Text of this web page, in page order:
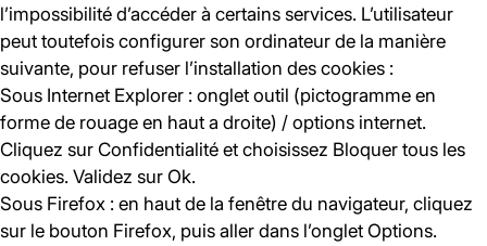
l’impossibilité d’accéder à certains services. L’utilisateur
peut toutefois configurer son ordinateur de la manière
suivante, pour refuser l’installation des cookies :
Sous Internet Explorer : onglet outil (pictogramme en
forme de rouage en haut a droite) / options internet.
Cliquez sur Confidentialité et choisissez Bloquer tous les
cookies. Validez sur Ok.
Sous Firefox : en haut de la fenêtre du navigateur, cliquez
sur le bouton Firefox, puis aller dans l’onglet Options.